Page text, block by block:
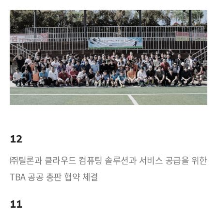
12
㈜틸론과 클라우드 컴퓨팅 솔루션과 서비스 공급을 위한
TBA 공공 총판 협약 체결
11